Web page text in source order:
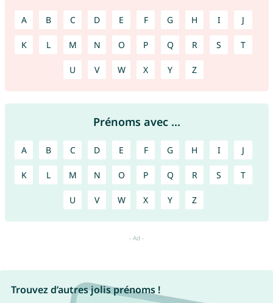
A B C D E F G H I J
K L M N O P Q R S T
U V W X Y Z
Prénoms avec ...
A B C D E F G H I J
K L M N O P Q R S T
U V W X Y Z
Trouvez d’autres jolis prénoms !